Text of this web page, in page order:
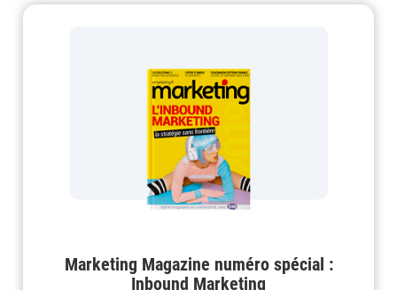
Marketing Magazine numéro spécial :
Inbound Marketing